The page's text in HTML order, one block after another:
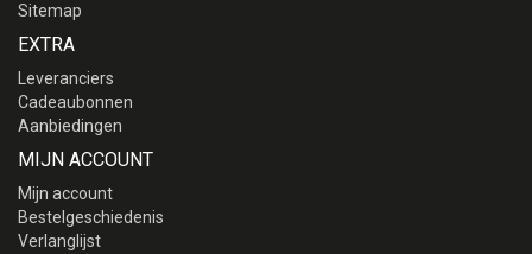
Sitemap
EXTRA
Leveranciers
Cadeaubonnen
Aanbiedingen
MIJN ACCOUNT
Mijn account
Bestelgeschiedenis
Verlanglijst